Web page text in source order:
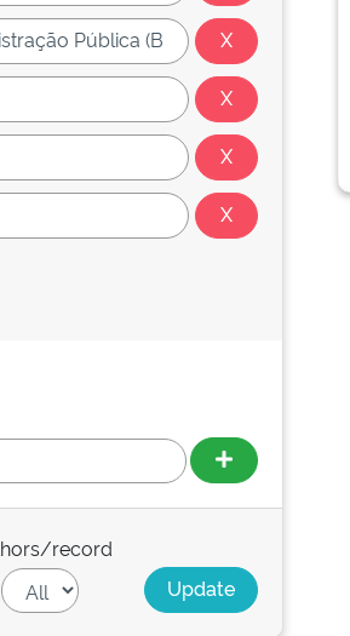
record